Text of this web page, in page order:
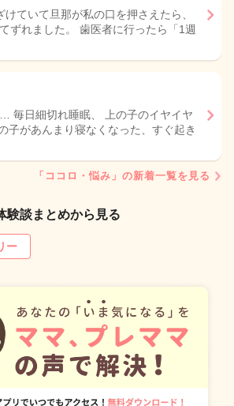
ていて旦那が私の口を押さえたら、
ずれました。 歯医者に行ったら「1週
毎日細切れ睡眠、 上の子のイヤイヤ
子があんまり寝なくなった、すぐ起き
「ココロ・悩み」の新着一覧を見る
験談まとめから見る
ー